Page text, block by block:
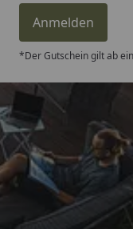
Anmelden
*Der Gutschein gilt ab